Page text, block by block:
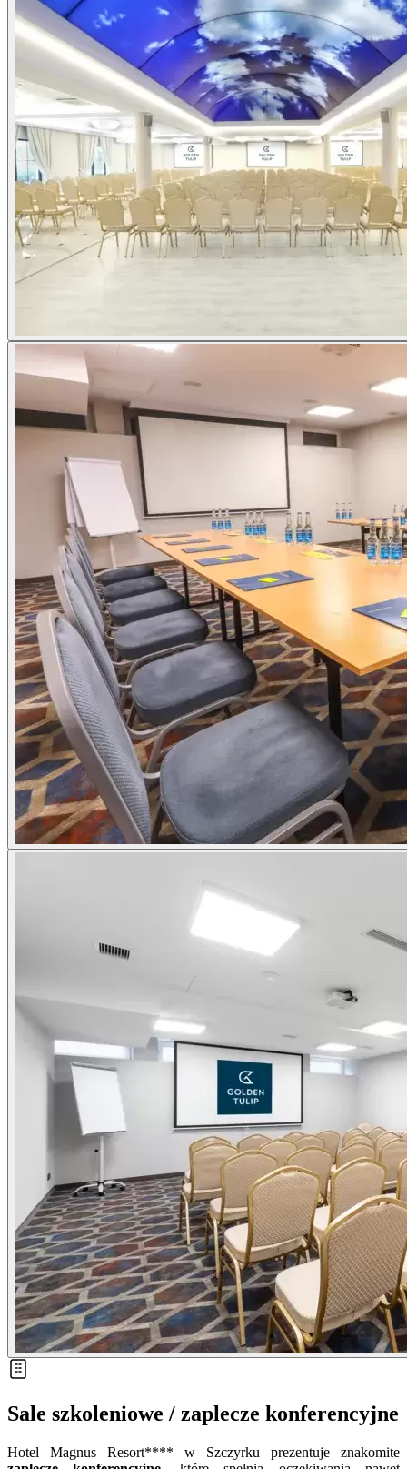
Sale szkoleniowe / zaplecze konferencyjne
Hotel Magnus Resort**** w Szczyrku prezentuje znakomite